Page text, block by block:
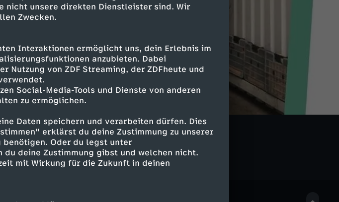
nicht unsere direkten Dienstleister sind. Wir
Zwecken.
Interaktionen ermöglicht uns, dein Erlebnis im
anzubieten. Dabei
von ZDF Streaming, der ZDFheute und
Social-Media-Tools und Dienste von anderen
zu ermöglichen.
Daten speichern und verarbeiten dürfen. Dies
erklärst du deine Zustimmung zu unserer
Oder du legst unter
deine Zustimmung gibst und welchen nicht.
mit Wirkung für die Zukunft in deinen
INFORMR